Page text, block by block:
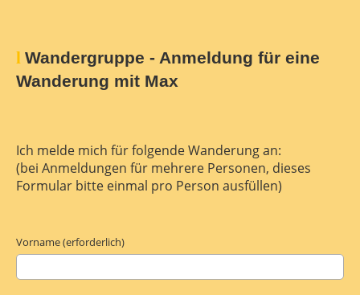
l Wandergruppe - Anmeldung für eine
Wanderung mit Max
Ich melde mich für folgende Wanderung an:
(bei Anmeldungen für mehrere Personen, dieses
Formular bitte einmal pro Person ausfüllen)
Vorname (erforderlich)